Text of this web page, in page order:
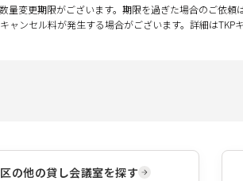
量変更期限がございます。期限を過ぎた場合のご依頼
ンセル料が発生する場合がございます。詳細はTKP
の他の貸し会議室を探す